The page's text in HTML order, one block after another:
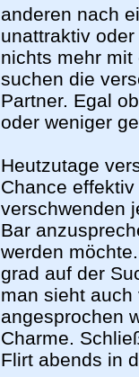
anderen nach
unattraktiv
nichts mehr
suchen die
Partner. Egal
oder weniger
Heutzutage
Chance
verschwenden
Bar
werden
grad auf der
man sieht
angesprochen
Charme.
Flirt abends in